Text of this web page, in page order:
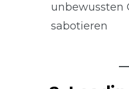
unbewussten
sabotieren